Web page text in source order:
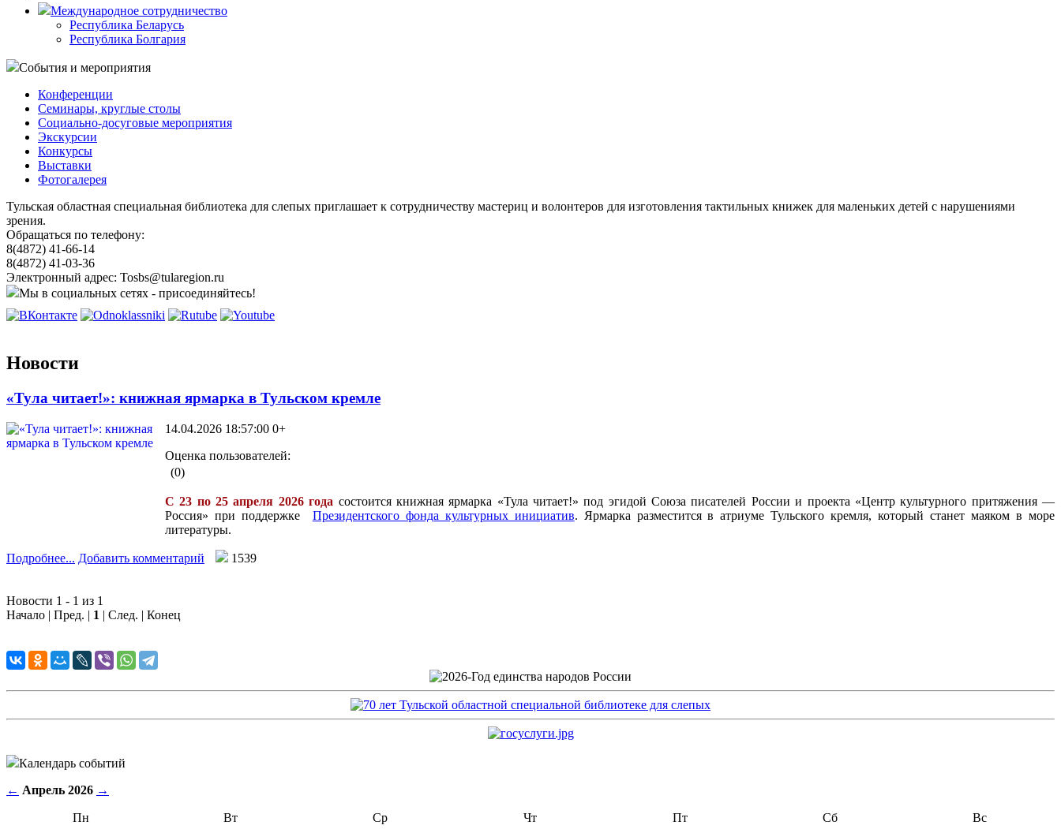
Международное сотрудничество
Республика Беларусь
Республика Болгария
События и мероприятия
Конференции
Семинары, круглые столы
Социально-досуговые мероприятия
Экскурсии
Конкурсы
Выставки
Фотогалерея
Тульская областная специальная библиотека для слепых приглашает к сотрудничеству мастериц и волонтеров для изготовления тактильных книжек для маленьких детей с нарушениями
зрения.
Обращаться по телефону:
8(4872) 41-66-14
8(4872) 41-03-36
Электронный адрес: Tosbs@tularegion.ru
Мы в социальных сетях - присоединяйтесь!
Новости
«Тула читает!»: книжная ярмарка в Тульском кремле
14.04.2026 18:57:00 0+
Оценка пользователей:
(0)
С 23 по 25 апреля 2026 года состоится книжная ярмарка «Тула читает!» под эгидой Союза писателей России и проекта «Центр культурного притяжения —
Россия» при поддержке Президентского фонда культурных инициатив. Ярмарка разместится в атриуме Тульского кремля, который станет маяком в море
литературы.
Подробнее... Добавить комментарий 1539
Новости 1 - 1 из 1
Начало | Пред. | 1 | След. | Конец
Календарь событий
← Апрель 2026 →
Пн Вт Ср Чт Пт Сб
Вс